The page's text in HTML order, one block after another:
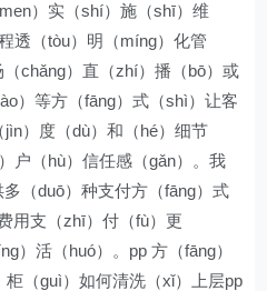
）实（shí）施（shī）维
透（tòu）明（míng）化管
（chǎng）直（zhí）播（bō）或
）等方（fāng）式（shì）让客
）度（dù）和（hé）细节
户（hù）信任感（gǎn）。我
多（duō）种支付方（fāng）式
用支（zhī）付（fù）更
）活（huó）。pp 方（fāng）
柜（guì）如何清洗（xǐ）上层pp